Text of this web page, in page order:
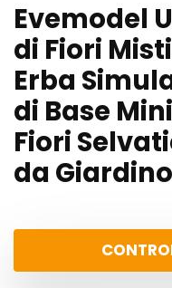
Evemodel
di Fiori
Erba
di Base
Fiori
da